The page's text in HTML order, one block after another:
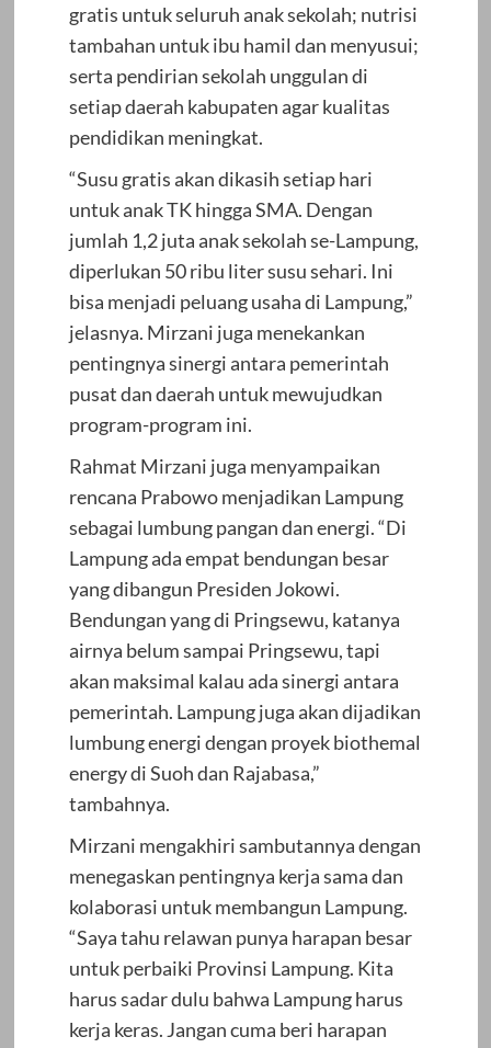
gratis untuk seluruh anak sekolah; nutrisi
tambahan untuk ibu hamil dan menyusui;
serta pendirian sekolah unggulan di
setiap daerah kabupaten agar kualitas
pendidikan meningkat.
“Susu gratis akan dikasih setiap hari
untuk anak TK hingga SMA. Dengan
jumlah 1,2 juta anak sekolah se-Lampung,
diperlukan 50 ribu liter susu sehari. Ini
bisa menjadi peluang usaha di Lampung,”
jelasnya. Mirzani juga menekankan
pentingnya sinergi antara pemerintah
pusat dan daerah untuk mewujudkan
program-program ini.
Rahmat Mirzani juga menyampaikan
rencana Prabowo menjadikan Lampung
sebagai lumbung pangan dan energi. “Di
Lampung ada empat bendungan besar
yang dibangun Presiden Jokowi.
Bendungan yang di Pringsewu, katanya
airnya belum sampai Pringsewu, tapi
akan maksimal kalau ada sinergi antara
pemerintah. Lampung juga akan dijadikan
lumbung energi dengan proyek biothemal
energy di Suoh dan Rajabasa,”
tambahnya.
Mirzani mengakhiri sambutannya dengan
menegaskan pentingnya kerja sama dan
kolaborasi untuk membangun Lampung.
“Saya tahu relawan punya harapan besar
untuk perbaiki Provinsi Lampung. Kita
harus sadar dulu bahwa Lampung harus
kerja keras. Jangan cuma beri harapan